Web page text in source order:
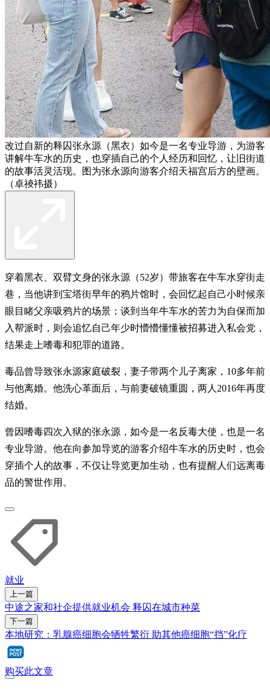
改过自新的释囚张永源（黑衣）如今是一名专业导游，为游客
讲解牛车水的历史，也穿插自己的个人经历和回忆，让旧街道
的故事活灵活现。图为张永源向游客介绍天福宫后方的壁画。
（卓祾祎摄）
穿着黑衣、双臂文身的张永源（52岁）带旅客在牛车水穿街走
巷，当他讲到宝塔街早年的鸦片馆时，会回忆起自己小时候亲
眼目睹父亲吸鸦片的场景；谈到当年牛车水的苦力为自保而加
入帮派时，则会追忆自己年少时懵懵懂懂被招募进入私会党，
结果走上嗜毒和犯罪的道路。
毒品曾导致张永源家庭破裂，妻子带两个儿子离家，10多年前
与他离婚。他洗心革面后，与前妻破镜重圆，两人2016年再度
结婚。
曾因嗜毒四次入狱的张永源，如今是一名反毒大使，也是一名
专业导游。他在向参加导览的游客介绍牛车水的历史时，也会
穿插个人的故事，不仅让导览更加生动，也有提醒人们远离毒
品的警世作用。
就业
上一篇
中途之家和社企提供就业机会 释囚在城市种菜
下一篇
本地研究：乳腺癌细胞会牺牲繁衍 助其他癌细胞“挡”化疗
购买此文章